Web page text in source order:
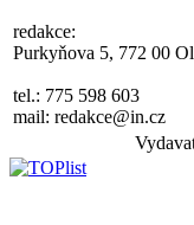
redakce:
Purkyňova 5, 772 00
tel.: 775 598 603
mail: redakce@in.cz